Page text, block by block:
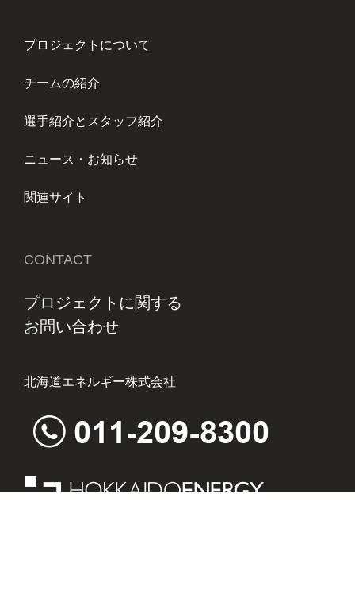
プロジェクトについて
チームの紹介
選手紹介とスタッフ紹介
ニュース・お知らせ
関連サイト
CONTACT
プロジェクトに関する
お問い合わせ
北海道エネルギー株式会社